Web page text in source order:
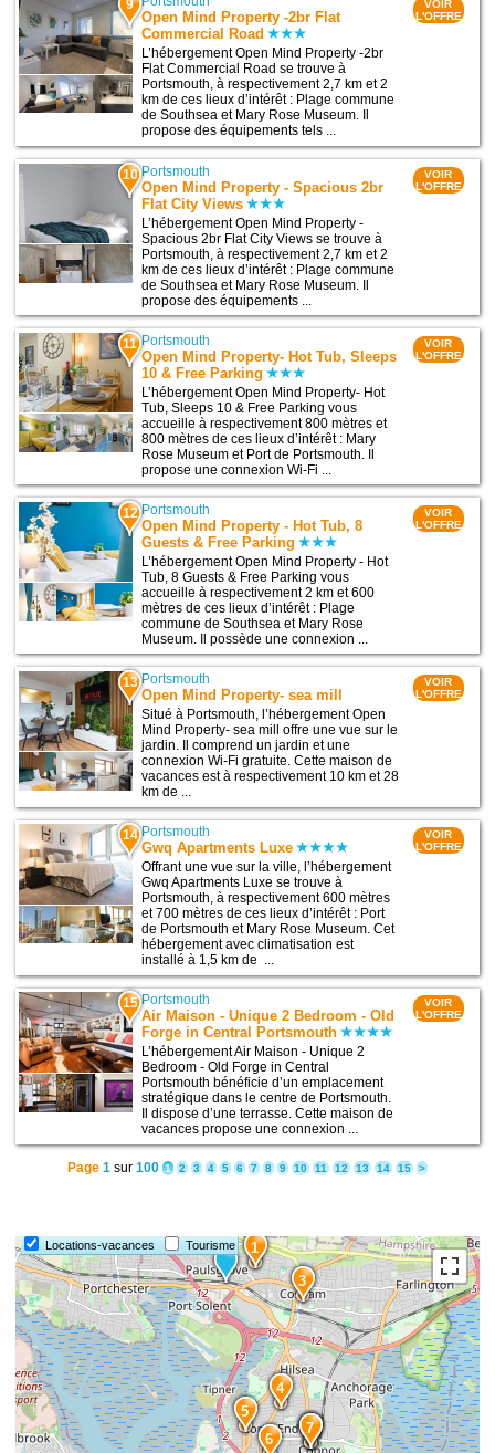
9
Open Mind Property -2br Flat
Commercial Road
L’hébergement Open Mind Property -2br
Flat Commercial Road se trouve à
Portsmouth, à respectivement 2,7 km et 2
km de ces lieux d’intérêt : Plage commune
de Southsea et Mary Rose Museum. Il
propose des équipements tels ...
VOIR
L'OFFRE
10 Portsmouth
Open Mind Property - Spacious 2br
Flat City Views
L’hébergement Open Mind Property -
Spacious 2br Flat City Views se trouve à
Portsmouth, à respectivement 2,7 km et 2
km de ces lieux d’intérêt : Plage commune
de Southsea et Mary Rose Museum. Il
propose des équipements ...
VOIR
L'OFFRE
11 Portsmouth
Open Mind Property- Hot Tub, Sleeps
10 & Free Parking
L’hébergement Open Mind Property- Hot
Tub, Sleeps 10 & Free Parking vous
accueille à respectivement 800 mètres et
800 mètres de ces lieux d’intérêt : Mary
Rose Museum et Port de Portsmouth. Il
propose une connexion Wi-Fi ...
VOIR
L'OFFRE
12 Portsmouth
Open Mind Property - Hot Tub, 8
Guests & Free Parking
L’hébergement Open Mind Property - Hot
Tub, 8 Guests & Free Parking vous
accueille à respectivement 2 km et 600
mètres de ces lieux d’intérêt : Plage
commune de Southsea et Mary Rose
Museum. Il possède une connexion ...
VOIR
L'OFFRE
13 Portsmouth
Open Mind Property- sea mill
Situé à Portsmouth, l’hébergement Open
Mind Property- sea mill offre une vue sur le
jardin. Il comprend un jardin et une
connexion Wi-Fi gratuite. Cette maison de
vacances est à respectivement 10 km et 28
km de ...
VOIR
L'OFFRE
14 Portsmouth
Gwq Apartments Luxe
Offrant une vue sur la ville, l’hébergement
Gwq Apartments Luxe se trouve à
Portsmouth, à respectivement 600 mètres
et 700 mètres de ces lieux d’intérêt : Port
de Portsmouth et Mary Rose Museum. Cet
hébergement avec climatisation est
installé à 1,5 km de ...
VOIR
L'OFFRE
15 Portsmouth
Air Maison - Unique 2 Bedroom - Old
Forge in Central Portsmouth
L’hébergement Air Maison - Unique 2
Bedroom - Old Forge in Central
Portsmouth bénéficie d’un emplacement
stratégique dans le centre de Portsmouth.
Il dispose d’une terrasse. Cette maison de
vacances propose une connexion ...
VOIR
L'OFFRE
Page 1 sur 100 1 2 3 4 5 6 7 8 9 10 11 12 13 14 15 >
Locations-vacances Tourisme
8
7
6
5
4
3
1